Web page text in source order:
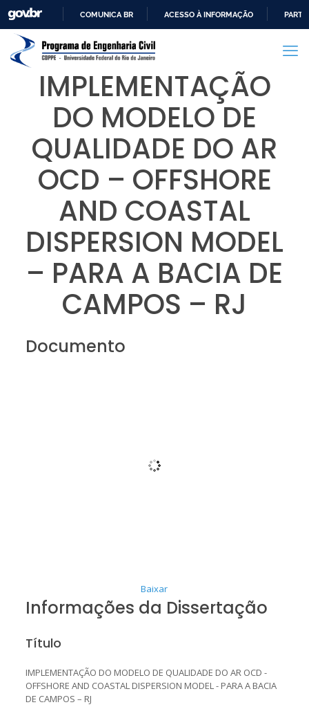
PARA
CONTEÚDO
COMUNICA BR ACESSO À INFORMAÇÃO
IMPLEMENTAÇÃO
DO MODELO DE
QUALIDADE DO AR
OCD – OFFSHORE
AND COASTAL
DISPERSION MODEL
– PARA A BACIA DE
CAMPOS – RJ
Documento
Baixar
Informações da Dissertação
Título
IMPLEMENTAÇÃO DO MODELO DE QUALIDADE DO AR OCD -
OFFSHORE AND COASTAL DISPERSION MODEL - PARA A BACIA
DE CAMPOS – RJ